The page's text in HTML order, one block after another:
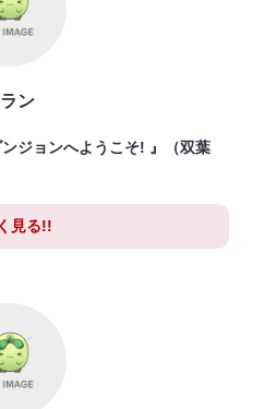
ン
ジョンへようこそ! 』（双葉
見る!!